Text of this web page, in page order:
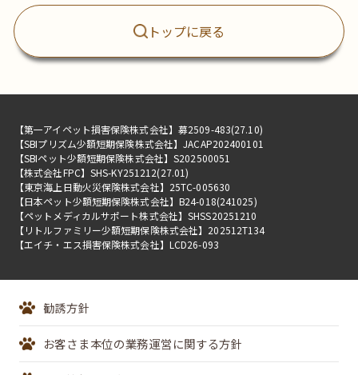
トップに戻る
株式会社セゾン保険サービス
【第一アイペット損害保険株式会社】募2509-483(27.10)
【SBIプリズム少額短期保険株式会社】JACAP202400101
【SBIペット少額短期保険株式会社】S202500051
【株式会社FPC】SHS-KY251212(27.01)
【東京海上日動火災保険株式会社】25TC-005630
【日本ペット少額短期保険株式会社】B24-018(241025)
【ペットメディカルサポート株式会社】SHSS20251210
【リトルファミリー少額短期保険株式会社】202512T134
【エイチ・エス損害保険株式会社】LCD26-093
勧誘方針
お客さま本位の業務運営に関する方針